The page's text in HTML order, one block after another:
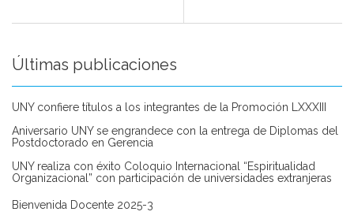
Últimas publicaciones
UNY confiere títulos a los integrantes de la Promoción LXXXIII
Aniversario UNY se engrandece con la entrega de Diplomas del
Postdoctorado en Gerencia
UNY realiza con éxito Coloquio Internacional “Espiritualidad
Organizacional” con participación de universidades extranjeras
Bienvenida Docente 2025-3